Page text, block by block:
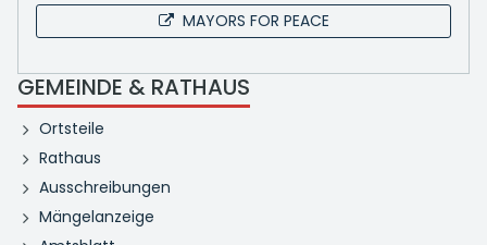
MAYORS FOR PEACE
GEMEINDE & RATHAUS
Ortsteile
Rathaus
Ausschreibungen
Mängelanzeige